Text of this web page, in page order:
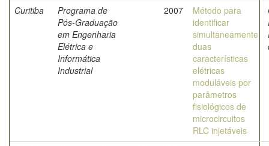
Curitiba
Programa de
Pós-Graduação
em Engenharia
Elétrica e
Informática
Industrial
2007
Método para
identificar
simultaneamente
duas
características
elétricas
moduláveis por
parâmetros
fisiológicos de
microcircuitos
RLC injetáveis